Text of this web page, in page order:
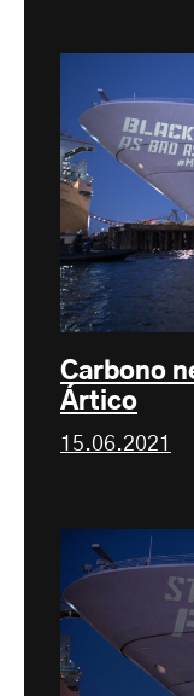
Carbono
Ártico
15.06.2021